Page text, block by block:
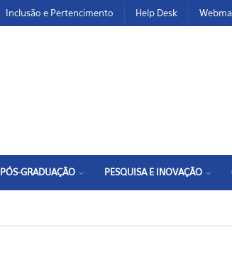
Inclusão e Pertencimento Help Desk
PÓS-GRADUAÇÃO PESQUISA E INOVAÇÃO